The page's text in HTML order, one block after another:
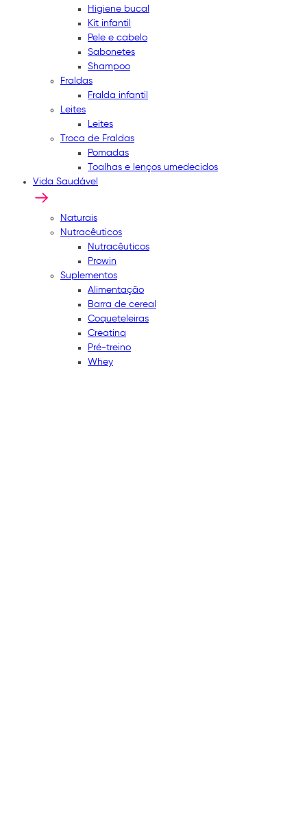
Higiene bucal
Kit infantil
Pele e cabelo
Sabonetes
Shampoo
Fraldas
Fralda infantil
Leites
Leites
Troca de Fraldas
Pomadas
Toalhas e lenços umedecidos
Vida Saudável
Naturais
Nutracêuticos
Nutracêuticos
Prowin
Suplementos
Alimentação
Barra de cereal
Coqueteleiras
Creatina
Pré-treino
Whey